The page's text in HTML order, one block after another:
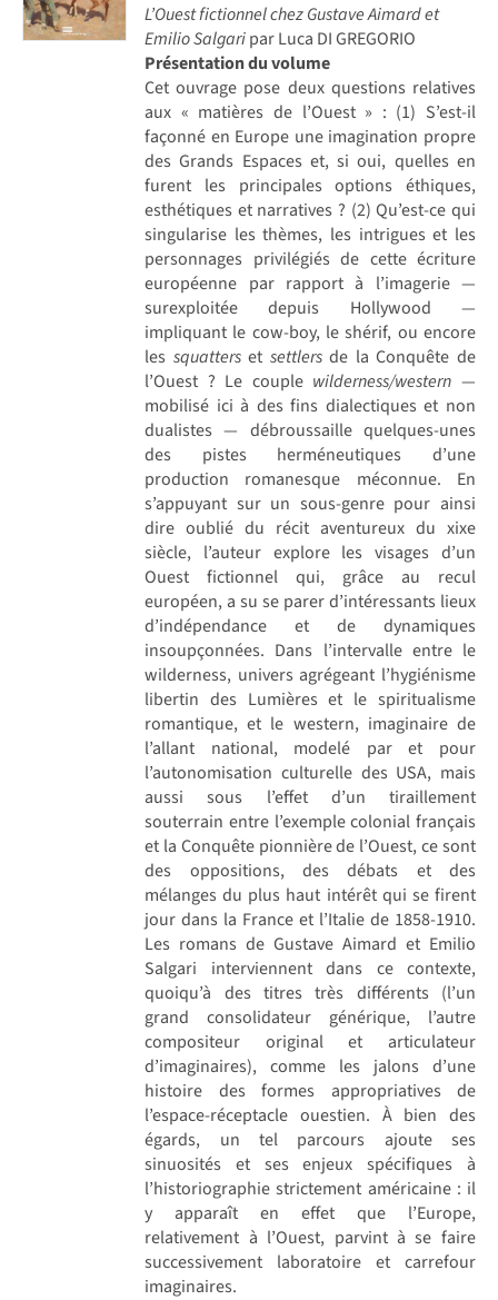
L’Ouest fictionnel chez Gustave Aimard et
Emilio Salgaripar Luca DI GREGORIO
Présentation du volume
Cet ouvrage pose deux questions relatives
aux « matières de l’Ouest » : (1) S’est-il
façonné en Europe une imagination propre
des Grands Espaces et, si oui, quelles en
furent les principales options éthiques,
esthétiques et narratives ? (2) Qu’est-ce qui
singularise les thèmes, les intrigues et les
personnages privilégiés de cette écriture
européenne par rapport à l’imagerie —
surexploitée depuis Hollywood —
impliquant le cow-boy, le shérif, ou encore
les squatterset settlersde la Conquête de
l’Ouest ? Le couplewilderness/western —
mobilisé ici à des fins dialectiques et non
dualistes — débroussaille quelques-unes
des pistes herméneutiques d’une
production romanesque méconnue. En
s’appuyant sur un sous-genre pour ainsi
dire oublié du récit aventureux du xixe
siècle, l’auteur explore les visages d’un
Ouest fictionnel qui, grâce au recul
européen, a su se parer d’intéressants lieux
d’indépendance et de dynamiques
insoupçonnées. Dans l’intervalle entre le
wilderness, univers agrégeant l’hygiénisme
libertin des Lumières et le spiritualisme
romantique, et le western, imaginaire de
l’allant national, modelé par et pour
l’autonomisation culturelle des USA, mais
aussi sous l’effet d’un tiraillement
souterrain entre l’exemple colonial français
et la Conquête pionnière de l’Ouest, ce sont
des oppositions, des débats et des
mélanges du plus haut intérêt qui se firent
jour dans la France et l’Italie de 1858-1910.
Les romans de Gustave Aimard et Emilio
Salgari interviennent dans ce contexte,
quoiqu’à des titres très différents (l’un
grand consolidateur générique, l’autre
compositeur original et articulateur
d’imaginaires), comme les jalons d’une
histoire des formes appropriatives de
l’espace-réceptacle ouestien. À bien des
égards, un tel parcours ajoute ses
sinuosités et ses enjeux spécifiques à
l’historiographie strictement américaine : il
y apparaît en effet que l’Europe,
relativement à l’Ouest, parvint à se faire
successivement laboratoire et carrefour
imaginaires.